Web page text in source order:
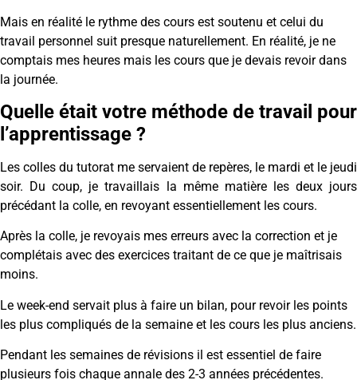
Mais en réalité le rythme des cours est soutenu et celui du
travail personnel suit presque naturellement. En réalité, je ne
comptais mes heures mais les cours que je devais revoir dans
la journée.
Quelle était votre méthode de travail pour
l’apprentissage ?
Les colles du tutorat me servaient de repères, le mardi et le jeudi
soir. Du coup, je travaillais la même matière les deux jours
précédant la colle, en revoyant essentiellement les cours.
Après la colle, je revoyais mes erreurs avec la correction et je
complétais avec des exercices traitant de ce que je maîtrisais
moins.
Le week-end servait plus à faire un bilan, pour revoir les points
les plus compliqués de la semaine et les cours les plus anciens.
Pendant les semaines de révisions il est essentiel de faire
plusieurs fois chaque annale des 2-3 années précédentes.